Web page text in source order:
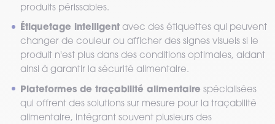
produits périssables.
Étiquetage intelligent avec des étiquettes qui peuvent
changer de couleur ou afficher des signes visuels si le
produit n'est plus dans des conditions optimales, aidant
ainsi à garantir la sécurité alimentaire.
Plateformes de traçabilité alimentaire spécialisées
qui offrent des solutions sur mesure pour la traçabilité
alimentaire, intégrant souvent plusieurs des